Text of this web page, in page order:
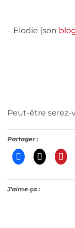
– Elodie (son
Peut-être serez-
Partager :
J’aime ça :